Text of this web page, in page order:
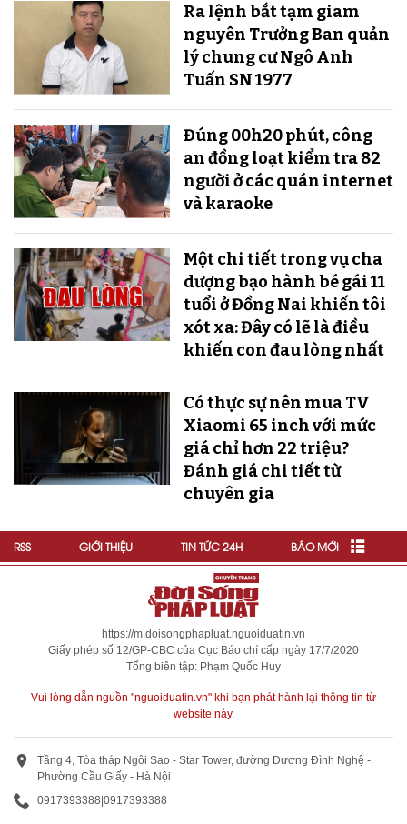
Ra lệnh bắt tạm giam
nguyên Trưởng Ban quản
lý chung cư Ngô Anh
Tuấn SN 1977
Đúng 00h20 phút, công
an đồng loạt kiểm tra 82
người ở các quán internet
và karaoke
Một chi tiết trong vụ cha
dượng bạo hành bé gái 11
tuổi ở Đồng Nai khiến tôi
xót xa: Đây có lẽ là điều
khiến con đau lòng nhất
Có thực sự nên mua TV
Xiaomi 65 inch với mức
giá chỉ hơn 22 triệu?
Đánh giá chi tiết từ
chuyên gia
RSS GIỚI THIỆU TIN TỨC 24H BÁO MỚI
https://m.doisongphapluat.nguoiduatin.vn
Giấy phép số 12/GP-CBC của Cục Báo chí cấp ngày 17/7/2020
Tổng biên tập: Phạm Quốc Huy
Vui lòng dẫn nguồn "nguoiduatin.vn" khi bạn phát hành lại thông tin từ
website này.
Tầng 4, Tòa tháp Ngôi Sao - Star Tower, đường Dương Đình Nghệ -
Phường Cầu Giấy - Hà Nội
0917393388|0917393388